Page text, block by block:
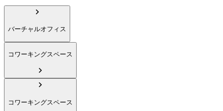
バーチャルオフィス
コワーキングスペース
コワーキングスペース